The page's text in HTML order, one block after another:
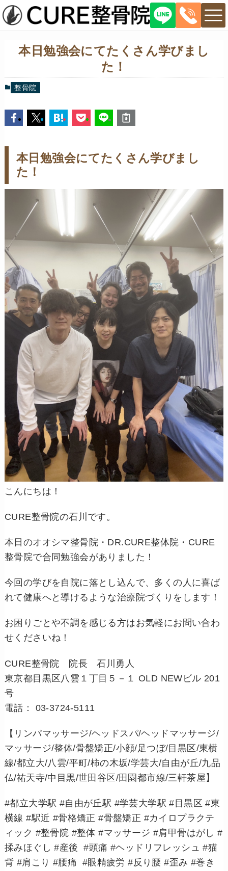
本日勉強会にてたくさん学びまし
た！
整骨院
本日勉強会にてたくさん学びまし
た！
こんにちは！
CURE整骨院の石川です。
本日のオオシマ整骨院・DR.CURE整体院・CURE
整骨院で合同勉強会がありました！
今回の学びを自院に落とし込んで、 多くの人に喜ば
れて健康へと導けるような治療院づくりをします！
お困りごとや不調を感じる方はお気軽にお問い合わ
せくださいね！
CURE整骨院 院長 石川勇人
東京都目黒区八雲１丁目５－１ OLD NEWビル 201
号
電話： 03-3724-5111
【リンパマッサージ/ヘッドスパ/ヘッドマッサージ/
マッサージ/整体/骨盤矯正/小顔/足つぼ/目黒区/東横
線/都立大/八雲/平町/柿の木坂/学芸大/自由が丘/九品
仏/祐天寺/中目黒/世田谷区/田園都市線/三軒茶屋】
#都立大学駅 #自由が丘駅 #学芸大学駅 #目黒区 #東
横線 #駅近 #骨格矯正 #骨盤矯正 #カイロプラクテ
ィック #整骨院 #整体 #マッサージ #肩甲骨はがし #
揉みほぐし #産後 #頭痛 #ヘッドリフレッシュ #猫
背 #肩こり #腰痛 #眼精疲労 #反り腰 #歪み #巻き